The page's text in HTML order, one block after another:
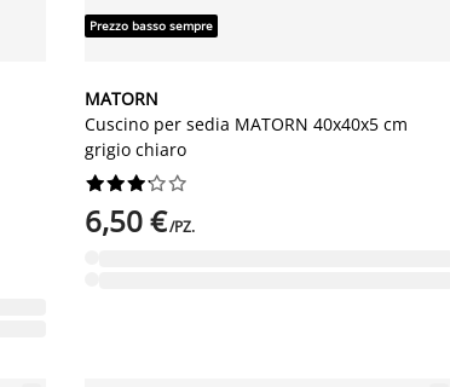
Prezzo basso sempre
MATORN
Cuscino per sedia MATORN 40x40x5 cm
grigio chiaro






6,50 €/PZ.